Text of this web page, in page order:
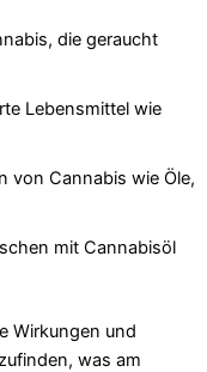
die geraucht
Lebensmittel wie
von Cannabis wie Öle,
mit Cannabisöl
Wirkungen und
was am